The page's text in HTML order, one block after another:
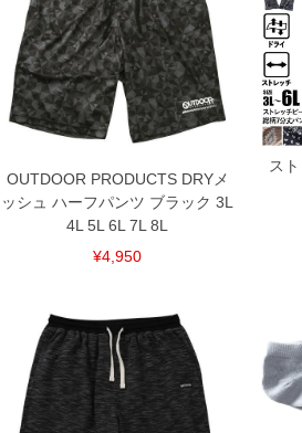
＝＝＝＝＝＝＝＝＝＝＝＝
■その他
【サイズについて】
サイズ表のウエストサイズは適応範囲とな
前閉じ／ウエストシャーリング(調節ひも有
ケット／裾ドローコード／刺繍／クロップ
サイズ/ウエスト/股下/わたり幅/ヒップ/総丈
3L/95～110/45/39/129/79
4L/105～120/45/41/137/80
5L/115～130/45/45/149/81.5
6L/125～140/45/47.5/158/83
単位はcm
※【返品交換について】
返品交換希望の方は、商品到着後1週間以内にご連絡
下着(肌着)やワイシャツは商品の性質上、返品交換
ご了承くださいませ。
OUTDOOR PRODUCTS DRYメ
ッシュ ハーフパンツ ブラック 3L
4L 5L 6L 7L 8L
¥4,950
ス